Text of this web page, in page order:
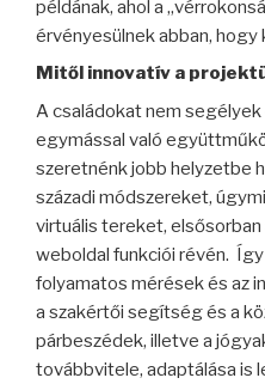
példának, ahol a
érvényesülnek abban,
Mitől innovatív a
A családokat nem
egymással való
szeretnénk jobb helyzetbe
századi módszereket,
virtuális tereket,
weboldal funkciói révén. Így
folyamatos mérések és az
a szakértői segítség és a
párbeszédek, illetve a
továbbvitele, adaptálása is